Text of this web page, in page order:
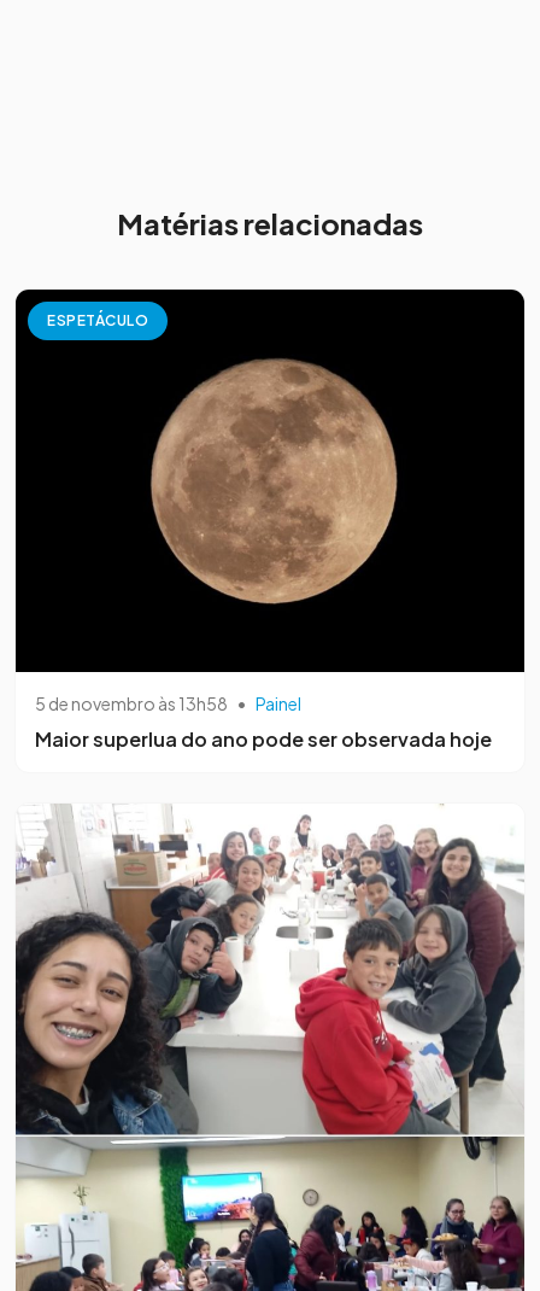
Matérias relacionadas
ESPETÁCULO
5 de novembro às 13h58 • Painel
Maior superlua do ano pode ser observada hoje